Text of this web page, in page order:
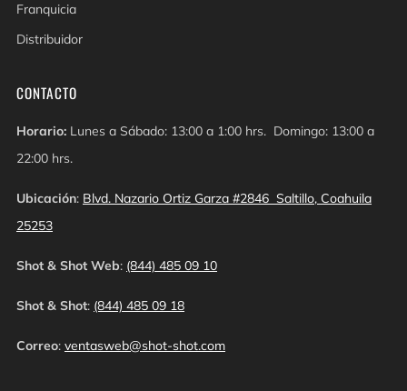
Franquicia
Distribuidor
CONTACTO
Horario: Lunes a Sábado: 13:00 a 1:00 hrs. Domingo: 13:00 a
22:00 hrs.
Ubicación: Blvd. Nazario Ortiz Garza #2846 Saltillo, Coahuila
25253
Shot & Shot Web: (844) 485 09 10
Shot & Shot: (844) 485 09 18
Correo: ventasweb@shot-shot.com